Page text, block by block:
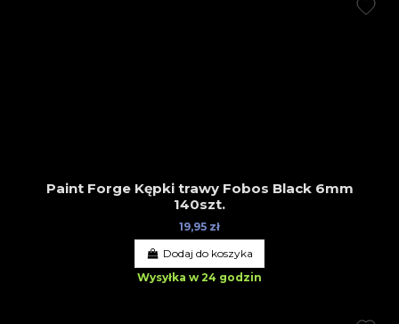
Paint Forge Kępki trawy Fobos Black 6mm
140szt.
19,95 zł
Dodaj do koszyka
Wysyłka w 24 godzin